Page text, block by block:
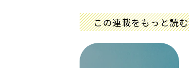
この連載をもっと読む